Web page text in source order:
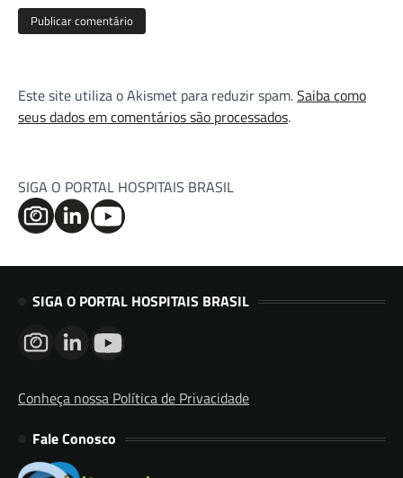
Este site utiliza o Akismet para reduzir spam.Saiba como
seus dados em comentários são processados.
SIGA O PORTAL HOSPITAIS BRASIL
SIGA O PORTAL HOSPITAIS BRASIL
Conheça nossa Política de Privacidade
Fale Conosco